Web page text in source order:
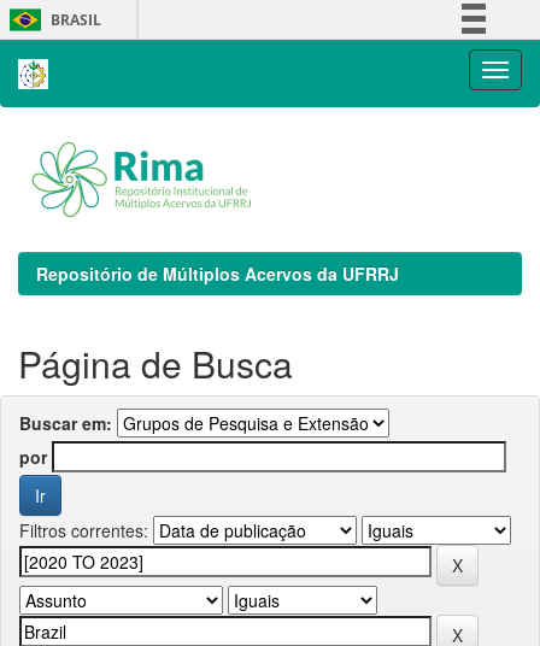
Skip
navigation
BRASIL
Repositório de Múltiplos Acervos da UFRRJ
Página de Busca
Buscar em:
por
Filtros correntes: